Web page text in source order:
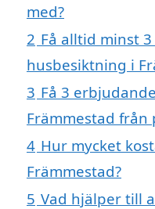
med?
2 Få alltid minst
husbesiktning i
3 Få 3
Främmestad från
4 Hur mycket
Främmestad?
5 Vad hjälper till